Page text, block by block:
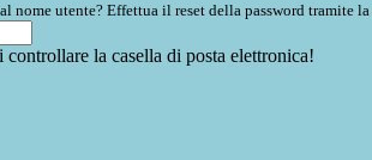
nome utente? Effettua il reset della password tramite la
la casella di posta elettronica!